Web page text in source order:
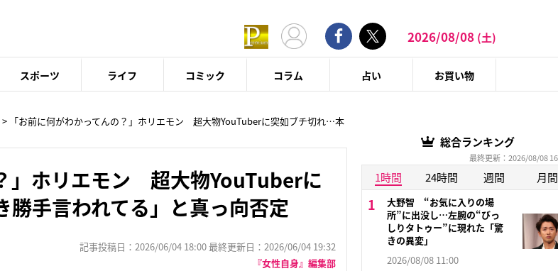
2026/08/08 (土)
スポーツ ライフ コミック コラム 占い お買い物
> 「お前に何がわかってんの？」ホリエモン 超大物YouTuberに突如ブチ切れ…本
」ホリエモン 超大物YouTuberに
手言われてる」と真っ向否定
記事投稿日：2026/06/04 18:00 最終更新日：2026/06/04 19:32
『女性自身』編集部
総合ランキング
最終更新：2026/08/08
1時間 24時間 週間 月間
大野智 “お気に入りの場
所”に出没し…左腕の“びっ
しりタトゥー”に現れた「驚
きの異変」
2026/08/08 11:00